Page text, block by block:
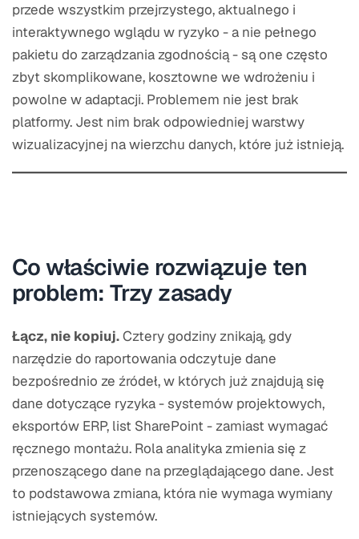
przede wszystkim przejrzystego, aktualnego i
interaktywnego wglądu w ryzyko - a nie pełnego
pakietu do zarządzania zgodnością - są one często
zbyt skomplikowane, kosztowne we wdrożeniu i
powolne w adaptacji. Problemem nie jest brak
platformy. Jest nim brak odpowiedniej warstwy
wizualizacyjnej na wierzchu danych, które już istnieją.
Co właściwie rozwiązuje ten
problem: Trzy zasady
Łącz, nie kopiuj.Cztery godziny znikają, gdy
narzędzie do raportowania odczytuje dane
bezpośrednio ze źródeł, w których już znajdują się
dane dotyczące ryzyka - systemów projektowych,
eksportów ERP, list SharePoint - zamiast wymagać
ręcznego montażu. Rola analityka zmienia się z
przenoszącego dane na przeglądającego dane. Jest
to podstawowa zmiana, która nie wymaga wymiany
istniejących systemów.